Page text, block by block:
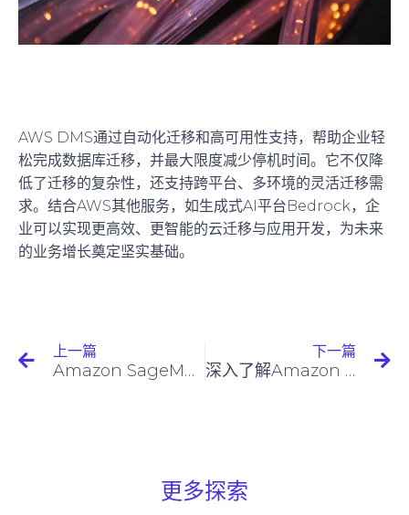
AWS DMS通过自动化迁移和高可用性支持，帮助企业轻
松完成数据库迁移，并最大限度减少停机时间。它不仅降
低了迁移的复杂性，还支持跨平台、多环境的灵活迁移需
求。结合AWS其他服务，如生成式AI平台Bedrock，企
业可以实现更高效、更智能的云迁移与应用开发，为未来
的业务增长奠定坚实基础。
上一篇
Amazon SageMaker 简介
下一篇
深入了解Amazon Redshift：现代数据仓库的强大工具
更多探索